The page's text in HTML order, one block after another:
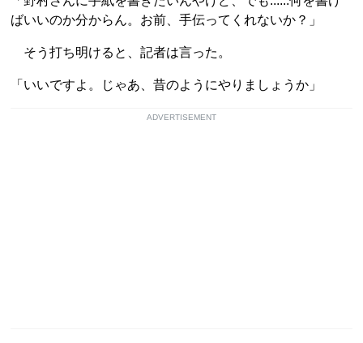
ばいいのか分からん。お前、手伝ってくれないか？」
そう打ち明けると、記者は言った。
「いいですよ。じゃあ、昔のようにやりましょうか」
ADVERTISEMENT